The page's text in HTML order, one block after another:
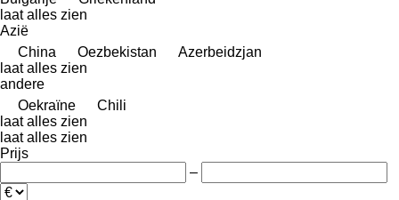
laat alles zien
Azië
China
Oezbekistan
Azerbeidzjan
laat alles zien
andere
Oekraïne
Chili
laat alles zien
laat alles zien
Prijs
–